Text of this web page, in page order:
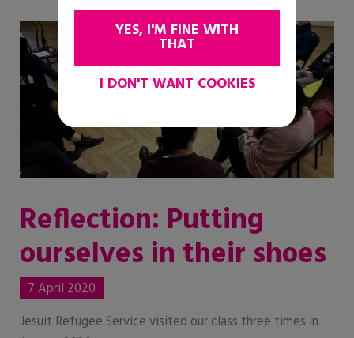
Reflection: Putting
ourselves in their shoes
7 April 2020
Jesuit Refugee Service visited our class three times in
YES, I'M FINE WITH
THAT
I DON'T WANT COOKIES